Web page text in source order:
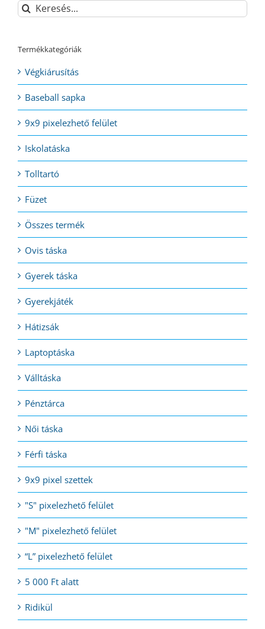
Keresés...
Termékkategóriák
Végkiárusítás
Baseball sapka
9x9 pixelezhető felület
Iskolatáska
Tolltartó
Füzet
Összes termék
Ovis táska
Gyerek táska
Gyerekjáték
Hátizsák
Laptoptáska
Válltáska
Pénztárca
Női táska
Férfi táska
9x9 pixel szettek
"S" pixelezhető felület
"M" pixelezhető felület
“L” pixelezhető felület
5 000 Ft alatt
Ridikül